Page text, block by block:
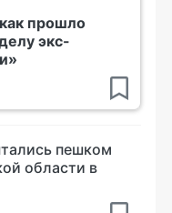
прошло
экс-
пешком
области в